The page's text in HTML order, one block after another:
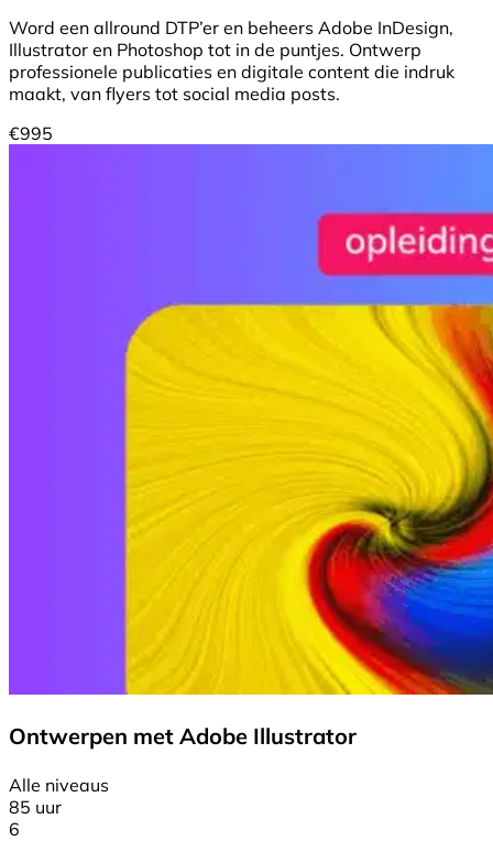
Word een allround DTP’er en beheers Adobe InDesign,
Illustrator en Photoshop tot in de puntjes. Ontwerp
professionele publicaties en digitale content die indruk
maakt, van flyers tot social media posts.
€995
Ontwerpen met Adobe Illustrator
Alle niveaus
85 uur
6